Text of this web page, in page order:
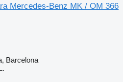
Mercedes-Benz MK / OM 366
Barcelona